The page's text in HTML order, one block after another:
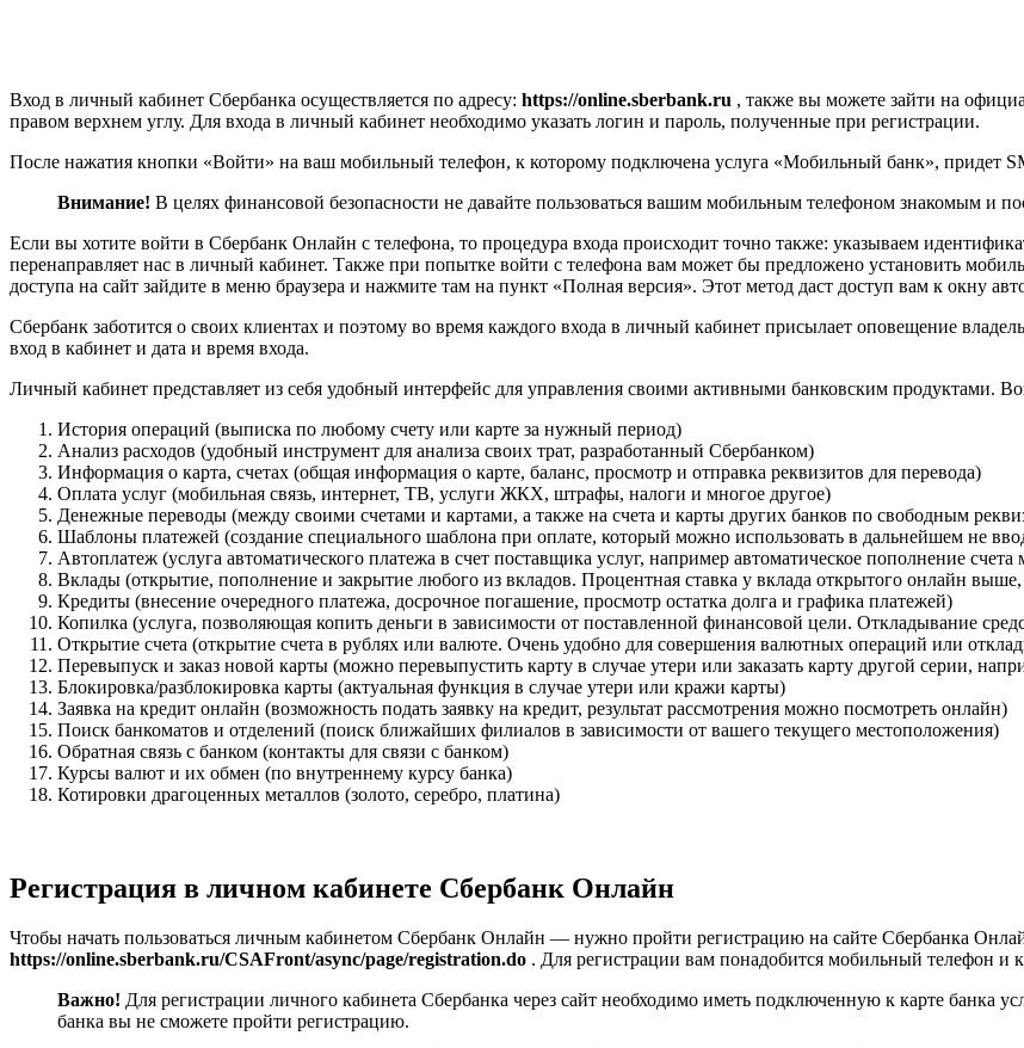
Вход в личный кабинет Сбербанка осуществляется по адресу: https://online.sberbank.ru , также вы можете зайти на
правом верхнем углу. Для входа в личный кабинет необходимо указать логин и пароль, полученные при регистрации.
После нажатия кнопки «Войти» на ваш мобильный телефон, к которому подключена услуга «Мобильный банк», придет
Внимание! В целях финансовой безопасности не давайте пользоваться вашим мобильным телефоном знакомым и
Если вы хотите войти в Сбербанк Онлайн с телефона, то процедура входа происходит точно также: указываем
перенаправляет нас в личный кабинет. Также при попытке войти с телефона вам может бы предложено установить
доступа на сайт зайдите в меню браузера и нажмите там на пункт «Полная версия». Этот метод даст доступ вам к окну
Сбербанк заботится о своих клиентах и поэтому во время каждого входа в личный кабинет присылает оповещение
вход в кабинет и дата и время входа.
Личный кабинет представляет из себя удобный интерфейс для управления своими активными банковским продуктами.
История операций (выписка по любому счету или карте за нужный период)
Анализ расходов (удобный инструмент для анализа своих трат, разработанный Сбербанком)
Информация о карта, счетах (общая информация о карте, баланс, просмотр и отправка реквизитов для перевода)
Оплата услуг (мобильная связь, интернет, ТВ, услуги ЖКХ, штрафы, налоги и многое другое)
Денежные переводы (между своими счетами и картами, а также на счета и карты других банков по свободным
Шаблоны платежей (создание специального шаблона при оплате, который можно использовать в дальнейшем не
Автоплатеж (услуга автоматического платежа в счет поставщика услуг, например автоматическое пополнение
Вклады (открытие, пополнение и закрытие любого из вкладов. Процентная ставка у вклада открытого онлайн
Кредиты (внесение очередного платежа, досрочное погашение, просмотр остатка долга и графика платежей)
Копилка (услуга, позволяющая копить деньги в зависимости от поставленной финансовой цели. Откладывание
Открытие счета (открытие счета в рублях или валюте. Очень удобно для совершения валютных операций или
Перевыпуск и заказ новой карты (можно перевыпустить карту в случае утери или заказать карту другой серии,
Блокировка/разблокировка карты (актуальная функция в случае утери или кражи карты)
Заявка на кредит онлайн (возможность подать заявку на кредит, результат рассмотрения можно посмотреть онлайн)
Поиск банкоматов и отделений (поиск ближайших филиалов в зависимости от вашего текущего местоположения)
Обратная связь с банком (контакты для связи с банком)
Курсы валют и их обмен (по внутреннему курсу банка)
Котировки драгоценных металлов (золото, серебро, платина)
Регистрация в личном кабинете Сбербанк Онлайн
Чтобы начать пользоваться личным кабинетом Сбербанк Онлайн — нужно пройти регистрацию на сайте Сбербанка
https://online.sberbank.ru/CSAFront/async/page/registration.do . Для регистрации вам понадобится мобильный телефон и
Важно! Для регистрации личного кабинета Сбербанка через сайт необходимо иметь подключенную к карте банка
банка вы не сможете пройти регистрацию.